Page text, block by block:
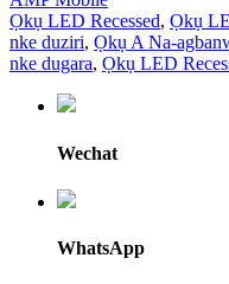
Ọkụ LED Recessed, Ọkụ
nke duziri, Ọkụ A Na-
nke dugara, Ọkụ LED
Wechat
WhatsApp